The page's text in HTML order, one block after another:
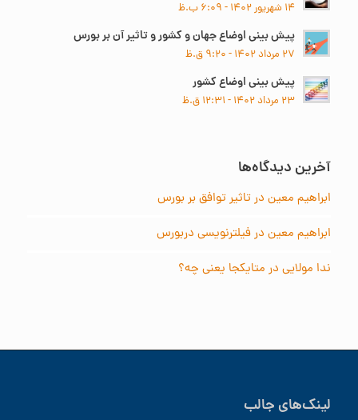
۱۴ شهریور ۱۴۰۲ - ۶:۰۹ ب.ظ
پیش بینی اوضاع جهان و کشور و تاثیر آن بر بورس
۲۷ مرداد ۱۴۰۲ - ۹:۲۰ ق.ظ
پیش بینی اوضاع کشور
۲۳ مرداد ۱۴۰۲ - ۱۲:۳۱ ق.ظ
آخرین دیدگاه‌ها
ابراهیم معیندرتاثیر توافق بر بورس
ابراهیم معیندرفیلترنویسی دربورس
ندا مولاییدر متایکجا یعنی چه؟
لینک‌های جالب